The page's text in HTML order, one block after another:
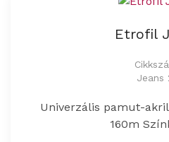
Etrofil
Jeans
Univerzális pamut-
160m